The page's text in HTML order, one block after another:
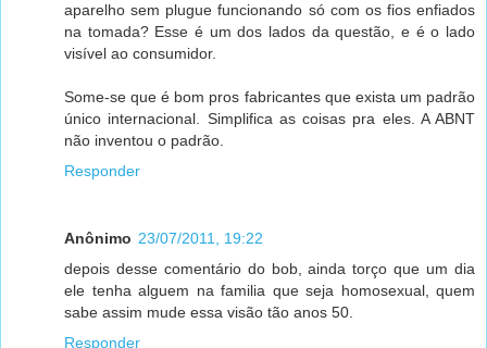
aparelho sem plugue funcionando só com os fios enfiados
na tomada? Esse é um dos lados da questão, e é o lado
visível ao consumidor.
Some-se que é bom pros fabricantes que exista um padrão
único internacional. Simplifica as coisas pra eles. A ABNT
não inventou o padrão.
Responder
Anônimo 23/07/2011, 19:22
depois desse comentário do bob, ainda torço que um dia
ele tenha alguem na familia que seja homosexual, quem
sabe assim mude essa visão tão anos 50.
Responder